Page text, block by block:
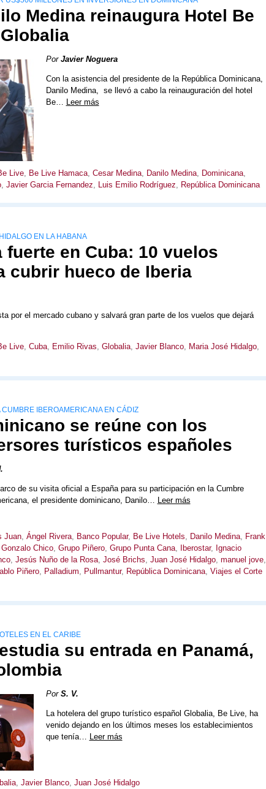
Medina reinaugura Hotel Be
Por Javier Noguera
Con la asistencia del presidente de la República Dominicana,
Danilo Medina, se llevó a cabo la reinauguración del hotel
Be… Leer más
Live, Be Live Hamaca, Cesar Medina, Danilo Medina, Dominicana,
, Javier Garcia Fernandez, Luis Emilio Rodríguez, República Dominicana
EN LA HABANA
en Cuba: 10 vuelos
cubrir hueco de Iberia
por el mercado cubano y salvará gran parte de los vuelos que dejará
Live, Cuba, Emilio Rivas, Globalia, Javier Blanco, Maria José Hidalgo,
IBEROAMERICANA EN CÁDIZ
se reúne con los
turísticos españoles
de su visita oficial a España para su participación en la Cumbre
el presidente dominicano, Danilo… Leer más
Juan, Ángel Rivera, Banco Popular, Be Live Hotels, Danilo Medina, Frank
Gonzalo Chico, Grupo Piñero, Grupo Punta Cana, Iberostar, Ignacio
, Jesús Nuño de la Rosa, José Brichs, Juan José Hidalgo, manuel jove,
Piñero, Palladium, Pullmantur, República Dominicana, Viajes el Corte
EN EL CARIBE
su entrada en Panamá,
Por S. V.
La hotelera del grupo turístico español Globalia, Be Live, ha
venido dejando en los últimos meses los establecimientos
que tenía… Leer más
, Javier Blanco, Juan José Hidalgo